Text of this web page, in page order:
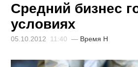
Средний бизнес
условиях
05.10.2012 11:40 — Время Н